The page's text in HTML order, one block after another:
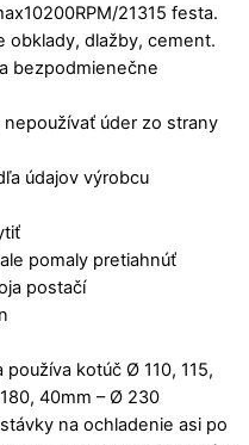
21315 festa.
obklady, dlažby, cement.
bezpodmienečne
úder zo strany
údajov výrobcu
pomaly pretiahnúť
postačí
kotúč Ø 110, 115,
40mm – Ø 230
na ochladenie asi po